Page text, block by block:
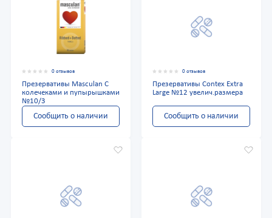
0 отзывов
Презервативы Masculan С
колечеками и пупырышками
№10/3
Сообщить о наличии
0 отзывов
Презервативы Contex Extra
Large №12 увелич.размера
Сообщить о наличии